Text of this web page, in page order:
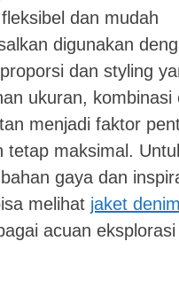
dan mudah
digunakan
dan styling
ukuran, kombinasi
menjadi faktor
tetap maksimal.
gaya dan
melihat jaket
acuan eksplorasi